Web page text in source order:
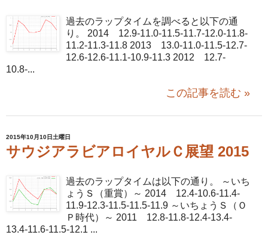
過去のラップタイムを調べると以下の通
り。 2014 12.9-11.0-11.5-11.7-12.0-11.8-
11.2-11.3-11.8 2013 13.0-11.0-11.5-12.7-
12.6-12.6-11.1-10.9-11.3 2012 12.7-
10.8-...
この記事を読む »
2015年10月10日土曜日
サウジアラビアロイヤルＣ展望 2015
過去のラップタイムは以下の通り。 ～いち
ょうＳ（重賞）～ 2014 12.4-10.6-11.4-
11.9-12.3-11.5-11.5-11.9 ～いちょうＳ（Ｏ
Ｐ時代）～ 2011 12.8-11.8-12.4-13.4-
13.4-11.6-11.5-12.1 ...